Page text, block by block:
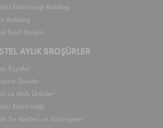
Elektroniği Katalog
Katalog
Sınıfı Broşür
AYLIK BROŞÜRLER
Eşyalar
Ürünler
ve Akıllı Ürünler
Elektroniği
Ev Aletleri ve Süpürgeler